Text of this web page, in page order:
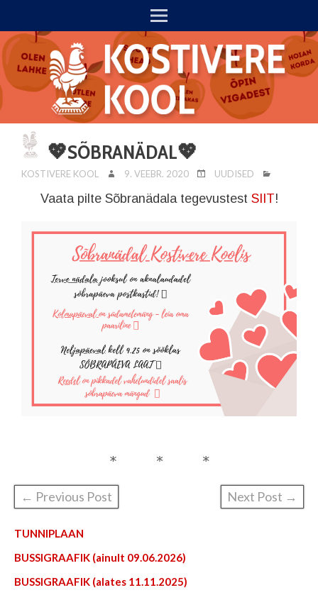
💖SÕBRANÄDAL💖
KOSTIVERE KOOL 9. VEEBR. 2020 UUDISED
Vaata pilte Sõbranädala tegevustest SIIT!
← Previous Post Next Post →
TUNNIPLAAN
BUSSIGRAAFIK (ainult 09.06.2026)
BUSSIGRAAFIK (alates 11.11.2025)